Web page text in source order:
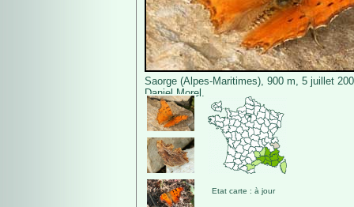
Saorge (Alpes-Maritimes), 900 m, 5 juillet
Daniel Morel.
Etat carte : à jour